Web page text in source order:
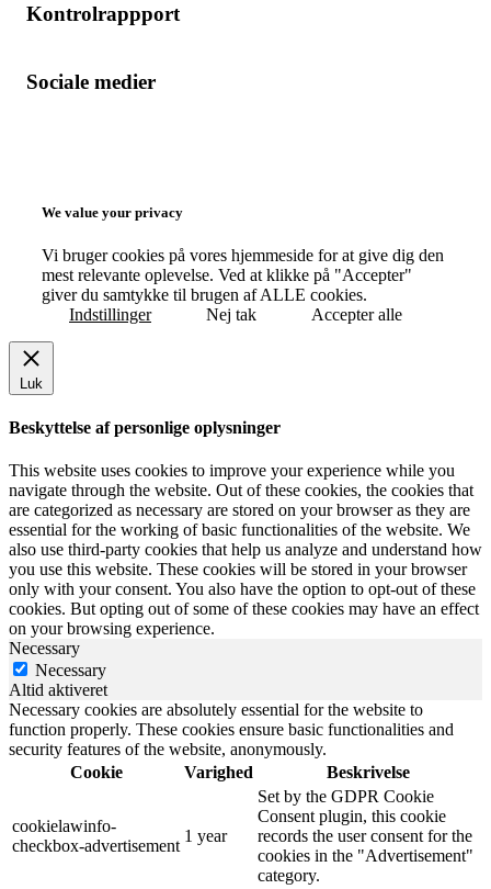
Kontrolrappport
Sociale medier
We value your privacy
Vi bruger cookies på vores hjemmeside for at give dig den
mest relevante oplevelse. Ved at klikke på "Accepter"
giver du samtykke til brugen af ALLE cookies.
Indstillinger
Nej tak Accepter alle
Luk
Beskyttelse af personlige oplysninger
This website uses cookies to improve your experience while you
navigate through the website. Out of these cookies, the cookies that
are categorized as necessary are stored on your browser as they are
essential for the working of basic functionalities of the website. We
also use third-party cookies that help us analyze and understand how
you use this website. These cookies will be stored in your browser
only with your consent. You also have the option to opt-out of these
cookies. But opting out of some of these cookies may have an effect
on your browsing experience.
Necessary
Necessary
Altid aktiveret
Necessary cookies are absolutely essential for the website to
function properly. These cookies ensure basic functionalities and
security features of the website, anonymously.
Cookie
Varighed Beskrivelse
cookielawinfo-
checkbox-advertisement
1 year
Set by the GDPR Cookie
Consent plugin, this cookie
records the user consent for the
cookies in the "Advertisement"
category.